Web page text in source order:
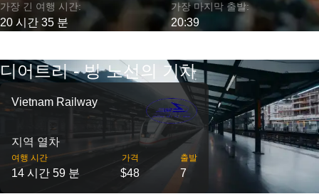
가장 긴 여행 시간:
20 시간 35 분
가장 마지막 출발:
20:39
디어트리 - 빙 노선의 기차
Vietnam Railway
지역 열차
여행 시간
14 시간 59 분
가격
$48
출발
7